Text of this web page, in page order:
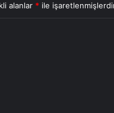
alanlar * ile